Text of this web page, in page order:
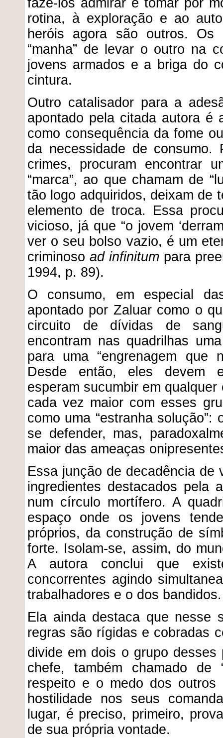
fazê-los admirar e tomar por
rotina, à exploração e ao
heróis agora são outros.
“manha” de levar o outro na
jovens armados e a briga do
cintura.
Outro catalisador para a
apontado pela citada autora é
como consequência da fome
da necessidade de
crimes, procuram encontrar
“marca”, ao que chamam de
tão logo adquiridos, deixam de
elemento de troca. Essa
vicioso, já que “o jovem
ver o seu bolso vazio, é um
criminoso ad infinitumpara
1994, p. 89).
O consumo, em especial
apontado por Zaluar como o
circuito de dívidas de
encontram nas quadrilhas
para uma “engrenagem que
Desde então, eles devem
esperam sucumbir em
cada vez maior com esses
como uma “estranha
se defender, mas,
maior das ameaças
Essa junção de decadência de
ingredientes destacados pela
num círculo mortífero. A
espaço onde os jovens
próprios, da construção de
forte. Isolam-se, assim, do
A autora conclui que
concorrentes agindo
trabalhadores e o dos bandidos.
Ela ainda destaca que nesse
regras são rígidas e cobradas
divide em dois o grupo
chefe, também chamado de
respeito e o medo dos
hostilidade nos seus
lugar, é preciso, primeiro,
de sua própria vontade.